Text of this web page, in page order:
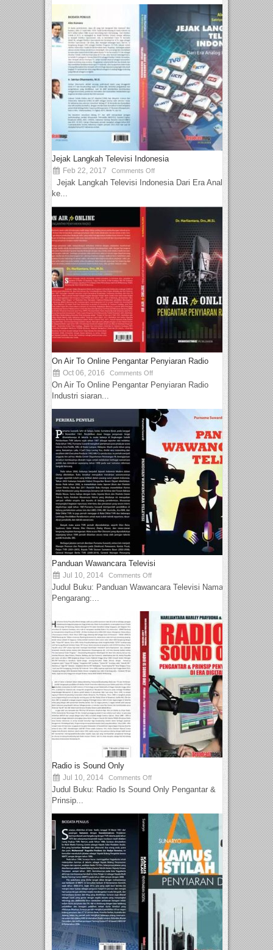
Jejak Langkah Televisi Indonesia
Feb 22, 2017 Comments Off
Jejak Langkah Televisi Indonesia Dari Era Analog
ke...
On Air To Online Pengantar Penyiaran Radio
Oct 06, 2016 Comments Off
On Air To Online Pengantar Penyiaran Radio
Industri siaran...
Panduan Wawancara Televisi
Jul 10, 2014 Comments Off
Judul Buku: Panduan Wawancara Televisi Nama
Pengarang:...
Radio is Sound Only
Jul 10, 2014 Comments Off
Judul Buku: Radio Is Sound Only Pengantar &
Prinsip...